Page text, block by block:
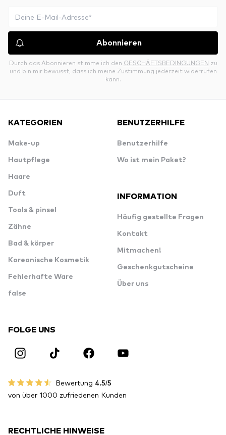
Abonnieren
Durch das Abonnieren stimme ich den GESCHÄFTSBEDINGUNGEN zu
und bin mir bewusst, dass ich meine Zustimmung jederzeit widerrufen
kann.
KATEGORIEN
Make-up
Hautpflege
Haare
Duft
Tools & pinsel
Zähne
Bad & körper
Koreanische Kosmetik
Fehlerhafte Ware
false
BENUTZERHILFE
Benutzerhilfe
Wo ist mein Paket?
INFORMATION
Häufig gestellte Fragen
Kontakt
Mitmachen!
Geschenkgutscheine
Über uns
FOLGE UNS
Bewertung 4.5/5
von über 1000 zufriedenen Kunden
RECHTLICHE HINWEISE